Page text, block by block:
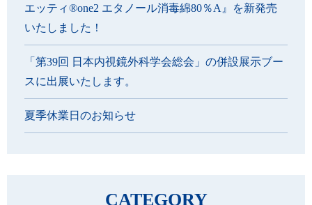
エッティ®one2 エタノール消毒綿80％A』を新発売
いたしました！
「第39回 日本内視鏡外科学会総会」の併設展示ブー
スに出展いたします。
夏季休業日のお知らせ
CATEGORY